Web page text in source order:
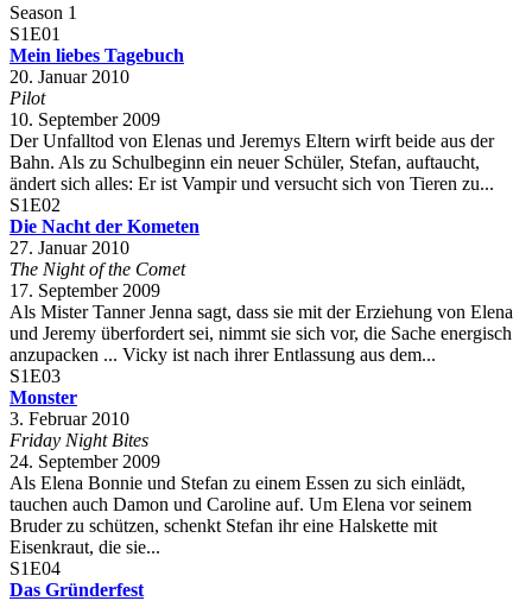
Season 1
S1E01
Mein liebes Tagebuch
20. Januar 2010
Pilot
10. September 2009
Der Unfalltod von Elenas und Jeremys Eltern wirft beide aus der
Bahn. Als zu Schulbeginn ein neuer Schüler, Stefan, auftaucht,
ändert sich alles: Er ist Vampir und versucht sich von Tieren zu...
S1E02
Die Nacht der Kometen
27. Januar 2010
The Night of the Comet
17. September 2009
Als Mister Tanner Jenna sagt, dass sie mit der Erziehung von Elena
und Jeremy überfordert sei, nimmt sie sich vor, die Sache energisch
anzupacken ... Vicky ist nach ihrer Entlassung aus dem...
S1E03
Monster
3. Februar 2010
Friday Night Bites
24. September 2009
Als Elena Bonnie und Stefan zu einem Essen zu sich einlädt,
tauchen auch Damon und Caroline auf. Um Elena vor seinem
Bruder zu schützen, schenkt Stefan ihr eine Halskette mit
Eisenkraut, die sie...
S1E04
Das Gründerfest